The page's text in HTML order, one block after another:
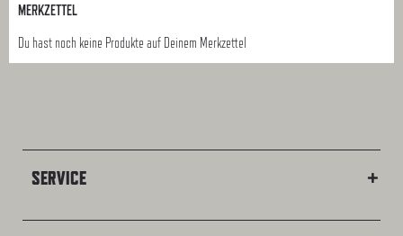
MERKZETTEL
Du hast noch keine Produkte auf Deinem Merkzettel
SERVICE